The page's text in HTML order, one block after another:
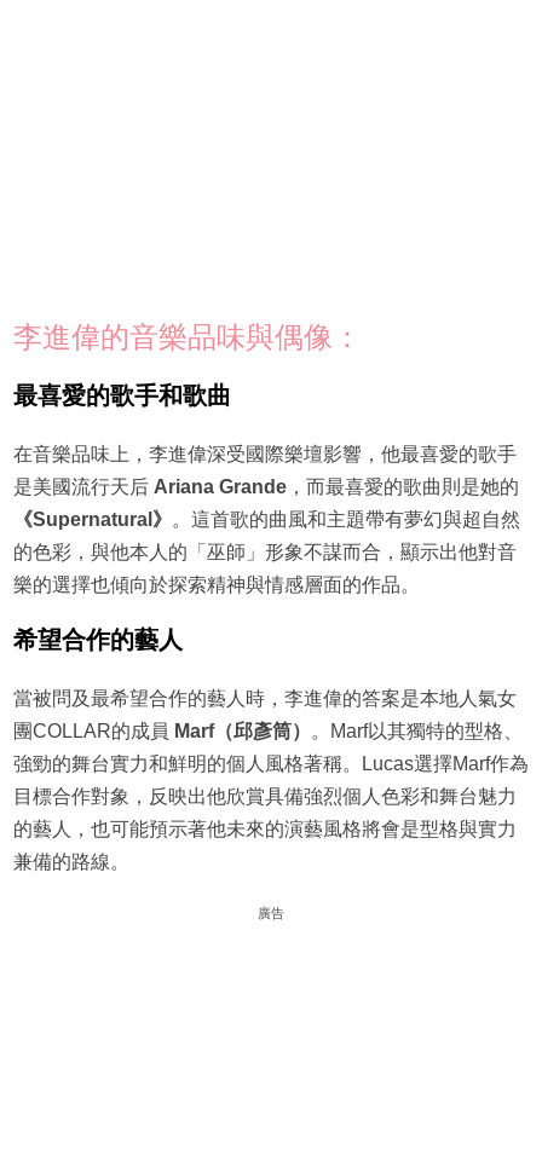
李進偉的音樂品味與偶像：
最喜愛的歌手和歌曲
在音樂品味上，李進偉深受國際樂壇影響，他最喜愛的歌手
是美國流行天后 Ariana Grande，而最喜愛的歌曲則是她的
《Supernatural》 。這首歌的曲風和主題帶有夢幻與超自然
的色彩，與他本人的「巫師」形象不謀而合，顯示出他對音
樂的選擇也傾向於探索精神與情感層面的作品。
希望合作的藝人
當被問及最希望合作的藝人時，李進偉的答案是本地人氣女
團COLLAR的成員 Marf（邱彥筒）
。Marf以其獨特的型格、
強勁的舞台實力和鮮明的個人風格著稱。Lucas選擇Marf作為
目標合作對象，反映出他欣賞具備強烈個人色彩和舞台魅力
的藝人，也可能預示著他未來的演藝風格將會是型格與實力
兼備的路線。
廣告